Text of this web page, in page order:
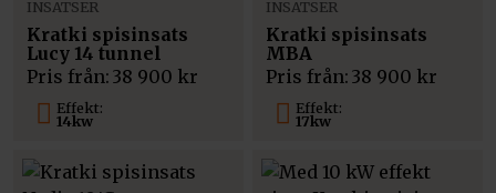
Effekt:
14kw
INSATSER
Kratki spisinsats
Lucy 14 tunnel
Pris från: 38 900 kr
Effekt:
17kw
INSATSER
Kratki spisinsats
MBA
Pris från: 38 900 kr